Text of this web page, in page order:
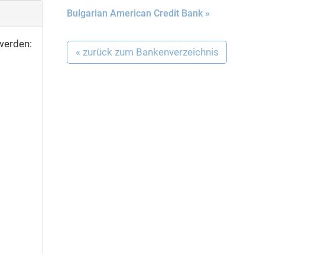
Bulgarian American Credit Bank »
« zurück zum Bankenverzeichnis